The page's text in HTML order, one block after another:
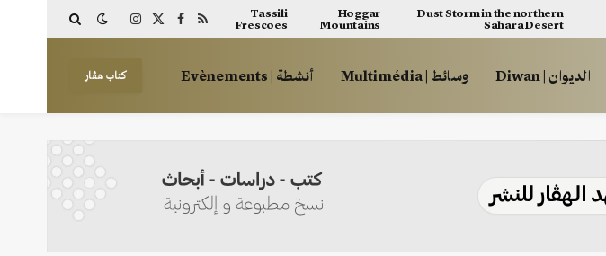
Dust Storm in the northern
Sahara Desert
Hoggar
Mountains
Tassili
Frescoes
RSS
Facebook
X
Instagram
الديوان | Diwan وسائط | Multimédia أنشطة | Evènements كتاب هڤار